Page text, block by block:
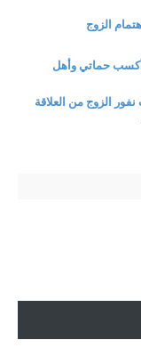
الزوج
أكسب حماتي وأهل
الزوج من العلاقة